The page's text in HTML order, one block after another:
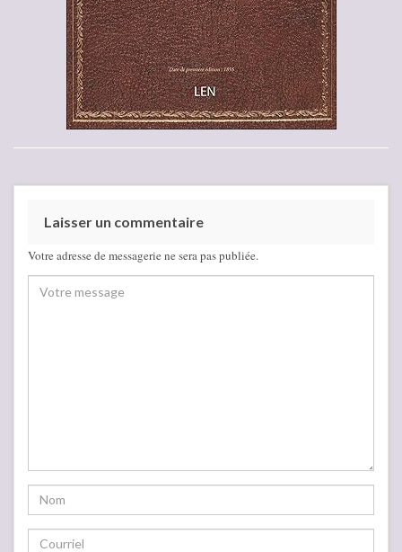
Laisser un commentaire
Votre adresse de messagerie ne sera pas publiée.